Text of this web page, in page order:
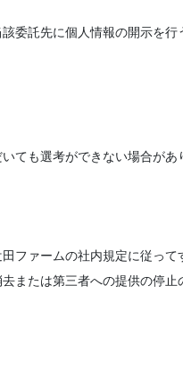
委託先に個人情報の開示を行
ても選考ができない場合があ
ファームの社内規定に従って
または第三者への提供の停止